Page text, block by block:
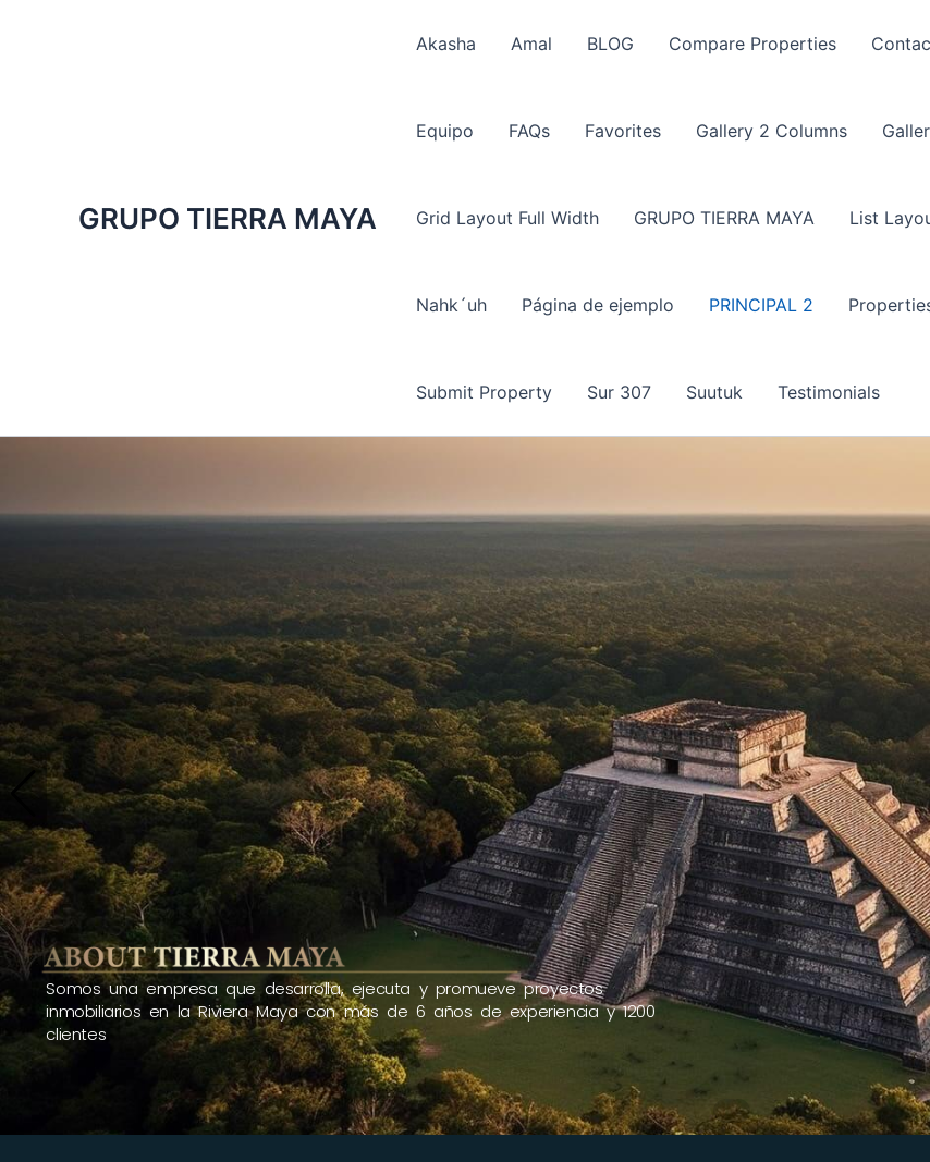
GRUPO TIERRA MAYA
Akasha Amal BLOG Compare Properties
Equipo FAQs Favorites Gallery 2 Columns
Grid Layout Full Width GRUPO TIERRA MAYA List
Nahk´uh Página de ejemplo PRINCIPAL 2
Submit Property Sur 307 Suutuk Testimonials
Somos una empresa que desarrolla, ejecuta y promueve proyectos
inmobiliarios en la Riviera Maya con más de 6 años de experiencia y 1200
clientes